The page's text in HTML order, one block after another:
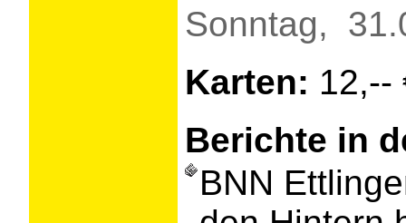
Sonntag,
Karten: 12,--
Berichte in
BNN